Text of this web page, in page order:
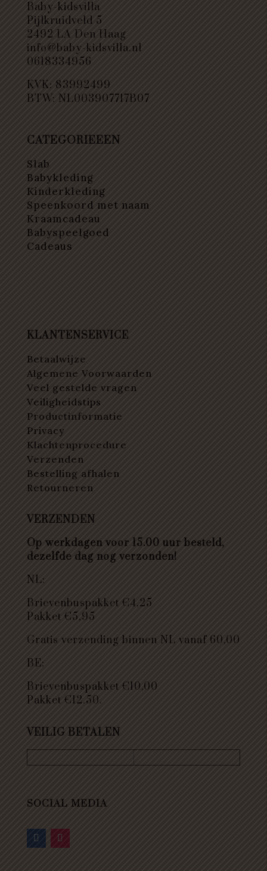
Baby-kidsvilla
Pijlkruidveld 5
2492 LA Den Haag
info@baby-kidsvilla.nl
0618334956
KVK: 83992499
BTW: NL003907717B07
CATEGORIEEEN
Slab
Babykleding
Kinderkleding
Speenkoord met naam
Kraamcadeau
Babyspeelgoed
Cadeaus
KLANTENSERVICE
Betaalwijze
Algemene Voorwaarden
Veel gestelde vragen
Veiligheidstips
Productinformatie
Privacy
Klachtenprocedure
Verzenden
Bestelling afhalen
Retourneren
VERZENDEN
Op werkdagen voor 15.00 uur besteld,
dezelfde dag nog verzonden!
NL:
Brievenbuspakket €4,25
Pakket €5,95
Gratis verzending binnen NL vanaf 60,00
BE:
Brievenbuspakket €10,00
Pakket €12.50.
VEILIG BETALEN
SOCIAL MEDIA